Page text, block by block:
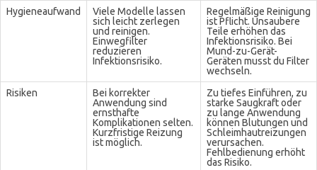
Hygieneaufwand
Viele Modelle lassen
sich leicht zerlegen
und reinigen.
Einwegfilter
reduzieren
Infektionsrisiko.
Regelmäßige Reinigung
ist Pflicht. Unsaubere
Teile erhöhen das
Infektionsrisiko. Bei
Mund-zu-Gerät-
Geräten musst du Filter
wechseln.
Risiken
Bei korrekter
Anwendung sind
ernsthafte
Komplikationen selten.
Kurzfristige Reizung
ist möglich.
Zu tiefes Einführen, zu
starke Saugkraft oder
zu lange Anwendung
können Blutungen und
Schleimhautreizungen
verursachen.
Fehlbedienung erhöht
das Risiko.